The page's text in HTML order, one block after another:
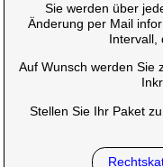
Sie werden über
Änderung per Mail
Intervall,
Auf Wunsch werden Sie
Stellen Sie Ihr Paket